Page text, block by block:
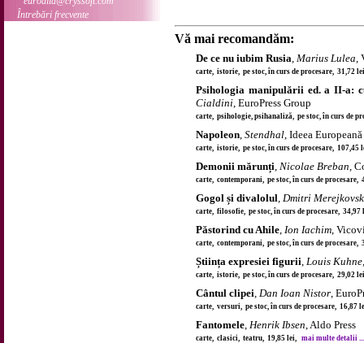
Întrebări frecvente
Vă mai recomandăm:
De ce nu iubim Rusia, Marius Lulea,
carte, istorie, pe stoc, în curs de procesare, 31,72
Psihologia manipulării ed. a II-a:
Cialdini, EuroPress Group
carte, psihologie, psihanaliză, pe stoc, în curs de
Napoleon, Stendhal, Ideea Europeană
carte, istorie, pe stoc, în curs de procesare,
Demonii mărunți, Nicolae Breban,
carte, contemporani, pe stoc, în curs de
Gogol și divalolul, Dmitri
carte, filosofie, pe stoc, în curs de procesare,
Păstorind cu Ahile, Ion Iachim,
carte, contemporani, pe stoc, în curs de
Știința expresiei figurii, Louis Kuhne
carte, istorie, pe stoc, în curs de procesare, 29,02
Cântul clipei, Dan Ioan Nistor,
carte, versuri, pe stoc, în curs de procesare, 16,87
Fantomele, Henrik Ibsen, Aldo Press
carte, clasici, teatru, 19,85 lei, mai multe detalii ...